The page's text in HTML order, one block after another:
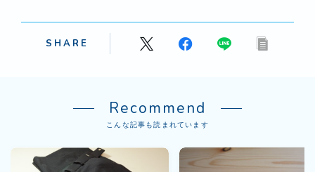
SHARE
Recommend
こんな記事も読まれています